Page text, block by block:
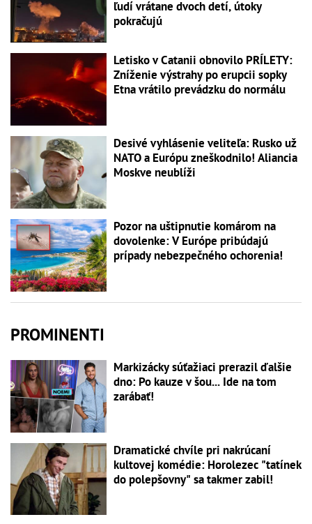
ľudí vrátane dvoch detí, útoky
pokračujú
Letisko v Catanii obnovilo PRÍLETY:
Zníženie výstrahy po erupcii sopky
Etna vrátilo prevádzku do normálu
Desivé vyhlásenie veliteľa: Rusko už
NATO a Európu zneškodnilo! Aliancia
Moskve neublíži
Pozor na uštipnutie komárom na
dovolenke: V Európe pribúdajú
prípady nebezpečného ochorenia!
PROMINENTI
Markizácky súťažiaci prerazil ďalšie
dno: Po kauze v šou... Ide na tom
zarábať!
Dramatické chvíle pri nakrúcaní
kultovej komédie: Horolezec "tatínek
do polepšovny" sa takmer zabil!